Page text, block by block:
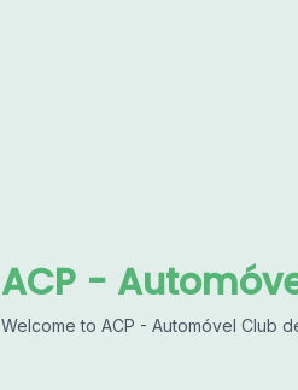
ACP -
Welcome to ACP - Automóvel Club